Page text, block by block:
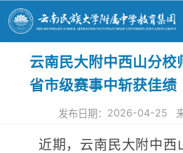
云南民大附中西山分校
省市级赛事中斩获佳绩
发布日期： 2026-04-25
近期，云南民大附中西